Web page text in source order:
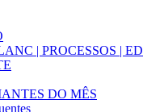
| PROCESSOS |
DO MÊS